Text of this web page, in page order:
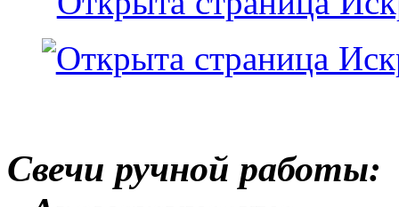
Свечи ручной работы: